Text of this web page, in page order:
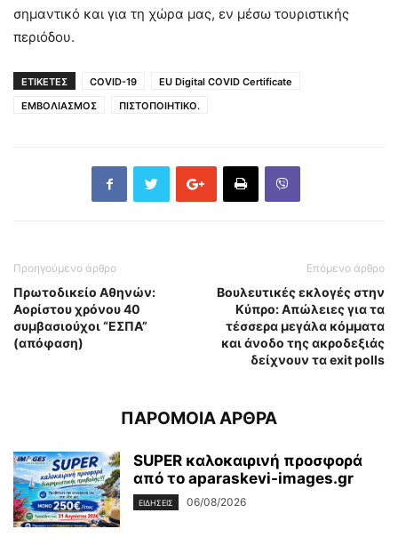
σημαντικό και για τη χώρα μας, εν μέσω τουριστικής
περιόδου.
ΕΤΙΚΕΤΕΣ COVID-19
EU Digital COVID Certificate
ΕΜΒΟΛΙΑΣΜΟΣ
ΠΙΣΤΟΠΟΙΗΤΙΚΟ.
Προηγούμενο άρθρο
Πρωτοδικείο Αθηνών:
Αορίστου χρόνου 40
συμβασιούχοι “ΕΣΠΑ”
(απόφαση)
Επόμενο άρθρο
Βουλευτικές εκλογές στην
Κύπρο: Απώλειες για τα
τέσσερα μεγάλα κόμματα
και άνοδο της ακροδεξιάς
δείχνουν τα exit polls
ΠΑΡΟΜΟΙΑ ΑΡΘΡΑ
SUPER καλοκαιρινή προσφορά
από το aparaskevi-images.gr
ΕΙΔΗΣΕΙΣ 06/08/2026